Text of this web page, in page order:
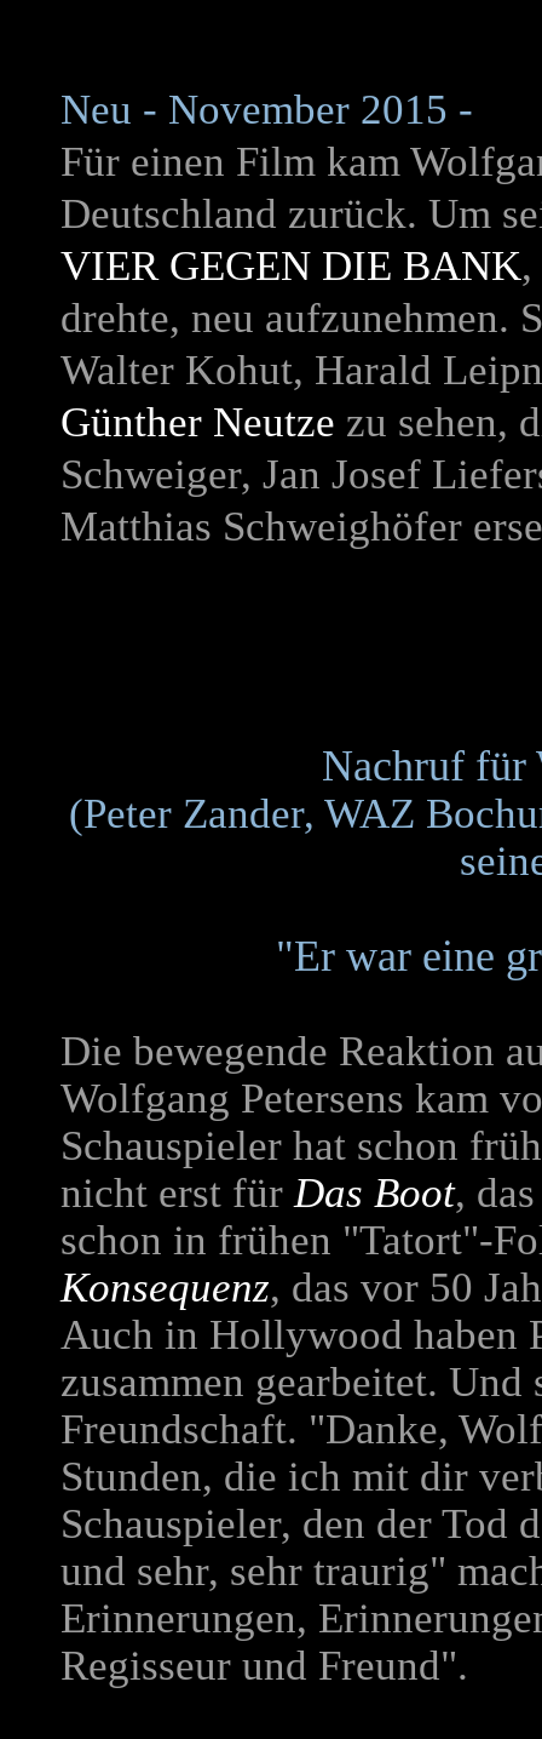
Neu - November 2015 -
Für einen Film kam
Deutschland zurück. Um
VIER GEGEN DIE BANK
drehte, neu aufzunehmen.
Walter Kohut, Harald
Günther Neutze zu sehen,
Schweiger, Jan Josef
Matthias Schweighöfer
Nachruf für
(Peter Zander, WAZ
"Er war eine
Die bewegende Reaktion
Wolfgang Petersens kam
Schauspieler hat schon
nicht erst fürDas Boot,
schon in frühen "Tatort"-
Konsequenz, das vor 50
Auch in Hollywood haben
zusammen gearbeitet.
Freundschaft. "Danke,
Stunden, die ich mit dir
Schauspieler, den der Tod
und sehr, sehr traurig"
Erinnerungen,
Regisseur und Freund".